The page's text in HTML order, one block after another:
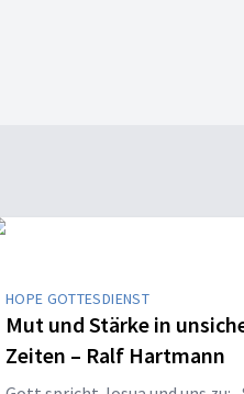
HOPE GOTTESDIENST
Mut und Stärke in
Zeiten – Ralf Hartmann